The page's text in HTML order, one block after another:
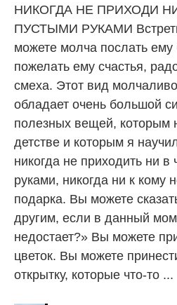
НИКОГДА НЕ ПРИХОДИ
ПУСТЫМИ РУКАМИ
можете молча послать ему
пожелать ему счастья,
смеха. Этот вид
обладает очень большой
полезных вещей, которым
детстве и которым я
никогда не приходить ни
руками, никогда ни к кому
подарка. Вы можете
другим, если в данный
недостает?» Вы можете
цветок. Вы можете
открытку, которые что-то ...